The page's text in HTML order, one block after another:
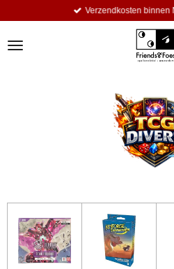
de
Verzendkosten binnen